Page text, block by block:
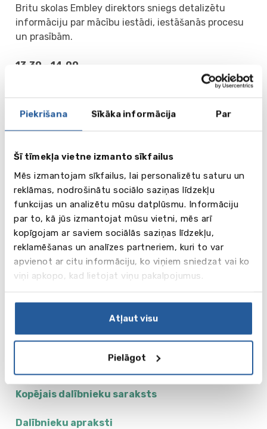
Piekrišana Sīkāka informācija Par
Šī tīmekļa vietne izmanto sīkfailus
Mēs izmantojam sīkfailus, lai personalizētu saturu un
reklāmas, nodrošinātu sociālo saziņas līdzekļu
funkcijas un analizētu mūsu datplūsmu. Informāciju
par to, kā jūs izmantojat mūsu vietni, mēs arī
kopīgojam ar saviem sociālās saziņas līdzekļu,
reklamēšanas un analīzes partneriem, kuri to var
apvienot ar citu informāciju, ko viņiem sniedzat vai ko
viņi apkopo, kad lietojat viņu pakalpojumus.
Atļaut visu
Pielāgot
Britu skolas Embley direktors sniegs detalizētu
informāciju par mācību iestādi, iestāšanās procesu
un prasībām.
13.30 – 14.00
“Going to American Ivy League universities
Barnaby Sandow, Head of School, ACS International
piedāvā IB un US Advanced Placement programmas,
vadītājs pastāstīs, ka mācības Lielbritānijas
vidusskolā var palīdzēt iestāties ASV vadošajās
universitātēs.
14:00-14:30
“Vasaras nometnes un valodu skolas ārzemēs”
Darja Fokina, vecākā speciāliste vidusskolu un
vasaras skolu jautājumos
Darja pavērs plašas iespējas brīvlaika pavadīšanai
REĢISTRĒŠANĀS IZSTĀDEI
Kopējais dalībnieku saraksts
Dalībnieku apraksti